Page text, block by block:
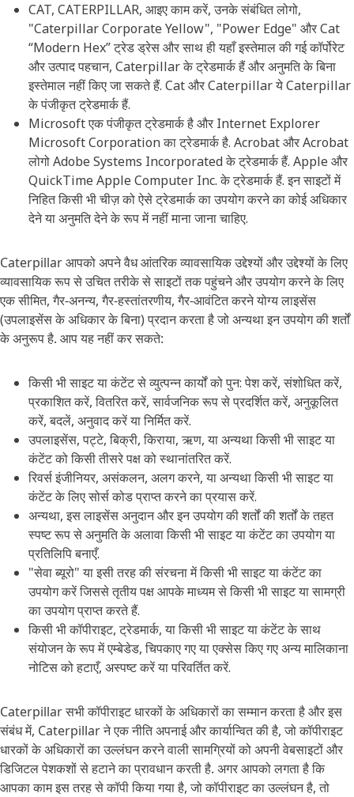
CAT, CATERPILLAR, आइए काम करें, उनके संबंधित लोगो,
"Caterpillar Corporate Yellow", "Power Edge" और Cat
“Modern Hex” ट्रेड ड्रेस और साथ ही यहाँ इस्तेमाल की गई कॉर्पोरेट
और उत्पाद पहचान, Caterpillar के ट्रेडमार्क हैं और अनुमति के बिना
इस्तेमाल नहीं किए जा सकते हैं. Cat और Caterpillar ये Caterpillar
के पंजीकृत ट्रेडमार्क हैं.
Microsoft एक पंजीकृत ट्रेडमार्क है और Internet Explorer
Microsoft Corporation का ट्रेडमार्क है. Acrobat और Acrobat
लोगो Adobe Systems Incorporated के ट्रेडमार्क हैं. Apple और
QuickTime Apple Computer Inc. के ट्रेडमार्क हैं. इन साइटों में
निहित किसी भी चीज़ को ऐसे ट्रेडमार्क का उपयोग करने का कोई अधिकार
देने या अनुमति देने के रूप में नहीं माना जाना चाहिए.
Caterpillar आपको अपने वैध आंतरिक व्यावसायिक उद्देश्यों और उद्देश्यों के लिए
व्यावसायिक रूप से उचित तरीके से साइटों तक पहुंचने और उपयोग करने के लिए
एक सीमित, गैर-अनन्य, गैर-हस्तांतरणीय, गैर-आवंटित करने योग्य लाइसेंस
(उपलाइसेंस के अधिकार के बिना) प्रदान करता है जो अन्यथा इन उपयोग की शर्तों
के अनुरूप है. आप यह नहीं कर सकते:
किसी भी साइट या कंटेंट से व्युत्पन्न कार्यों को पुन: पेश करें, संशोधित करें,
प्रकाशित करें, वितरित करें, सार्वजनिक रूप से प्रदर्शित करें, अनुकूलित
करें, बदलें, अनुवाद करें या निर्मित करें.
उपलाइसेंस, पट्टे, बिक्री, किराया, ऋण, या अन्यथा किसी भी साइट या
कंटेंट को किसी तीसरे पक्ष को स्थानांतरित करें.
रिवर्स इंजीनियर, असंकलन, अलग करने, या अन्यथा किसी भी साइट या
कंटेंट के लिए सोर्स कोड प्राप्त करने का प्रयास करें.
अन्यथा, इस लाइसेंस अनुदान और इन उपयोग की शर्तों की शर्तों के तहत
स्पष्ट रूप से अनुमति के अलावा किसी भी साइट या कंटेंट का उपयोग या
प्रतिलिपि बनाएँ.
"सेवा ब्यूरो" या इसी तरह की संरचना में किसी भी साइट या कंटेंट का
उपयोग करें जिससे तृतीय पक्ष आपके माध्यम से किसी भी साइट या सामग्री
का उपयोग प्राप्त करते हैं.
किसी भी कॉपीराइट, ट्रेडमार्क, या किसी भी साइट या कंटेंट के साथ
संयोजन के रूप में एम्बेडेड, चिपकाए गए या एक्सेस किए गए अन्य मालिकाना
नोटिस को हटाएँ, अस्पष्ट करें या परिवर्तित करें.
Caterpillar सभी कॉपीराइट धारकों के अधिकारों का सम्मान करता है और इस
संबंध में, Caterpillar ने एक नीति अपनाई और कार्यान्वित की है, जो कॉपीराइट
धारकों के अधिकारों का उल्लंघन करने वाली सामग्रियों को अपनी वेबसाइटों और
डिजिटल पेशकशों से हटाने का प्रावधान करती है. अगर आपको लगता है कि
आपका काम इस तरह से कॉपी किया गया है, जो कॉपीराइट का उल्लंघन है, तो